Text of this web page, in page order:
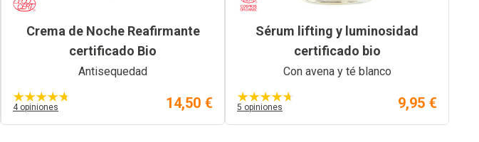
Crema de Noche Reafirmante
certificado Bio
Antisequedad
4 opiniones 14,50 €
Sérum lifting y luminosidad
certificado bio
Con avena y té blanco
5 opiniones 9,95 €